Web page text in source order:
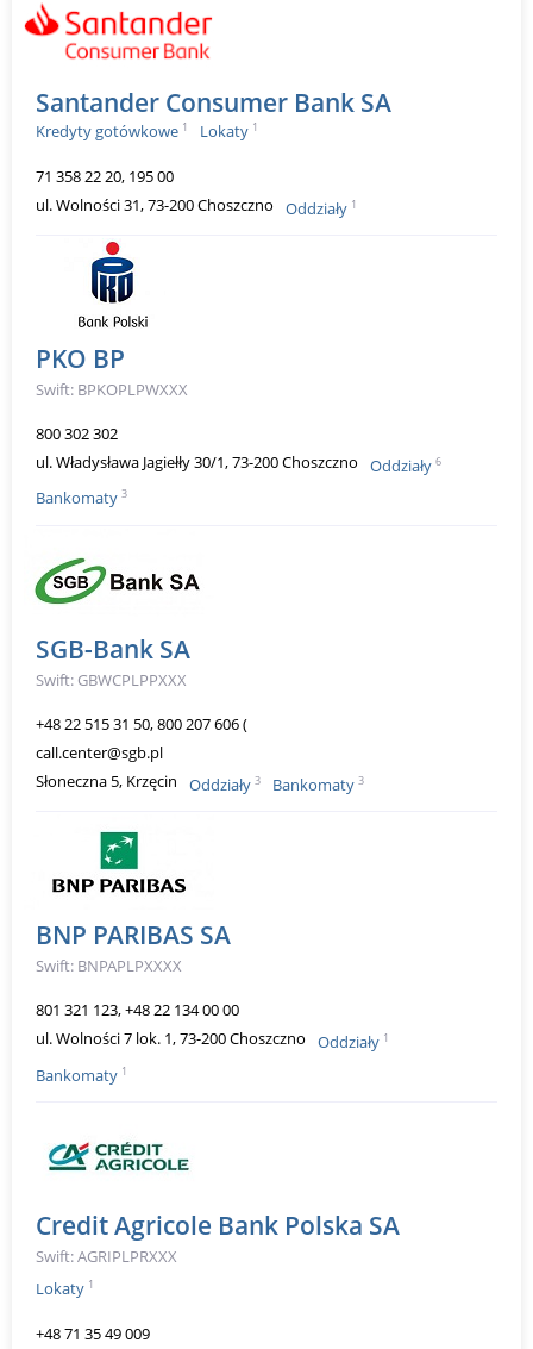
Santander Consumer Bank SA
Kredyty gotówkowe 1 Lokaty 1
71 358 22 20, 195 00
ul. Wolności 31, 73-200 Choszczno
Oddziały 1
PKO BP
Swift: BPKOPLPWXXX
800 302 302
ul. Władysława Jagiełły 30/1, 73-200 Choszczno
Oddziały 6
Bankomaty 3
SGB-Bank SA
Swift: GBWCPLPPXXX
+48 22 515 31 50, 800 207 606 (
call.center@sgb.pl
Słoneczna 5, Krzęcin
Oddziały 3 Bankomaty 3
BNP PARIBAS SA
Swift: BNPAPLPXXXX
801 321 123, +48 22 134 00 00
ul. Wolności 7 lok. 1, 73-200 Choszczno
Oddziały 1
Bankomaty 1
Credit Agricole Bank Polska SA
Swift: AGRIPLPRXXX
Lokaty 1
+48 71 35 49 009